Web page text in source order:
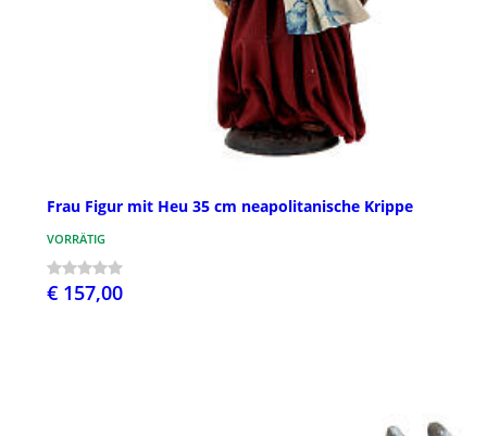
Frau Figur mit Heu 35 cm neapolitanische Krippe
VORRÄTIG
€ 157,00